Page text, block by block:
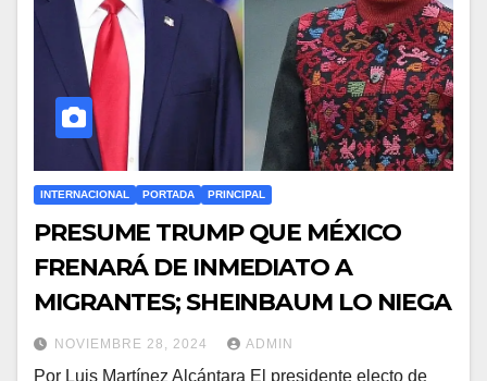
INTERNACIONAL PORTADA PRINCIPAL
PRESUME TRUMP QUE MÉXICO
FRENARÁ DE INMEDIATO A
MIGRANTES; SHEINBAUM LO NIEGA
NOVIEMBRE 28, 2024 ADMIN
Por Luis Martínez Alcántara El presidente electo de